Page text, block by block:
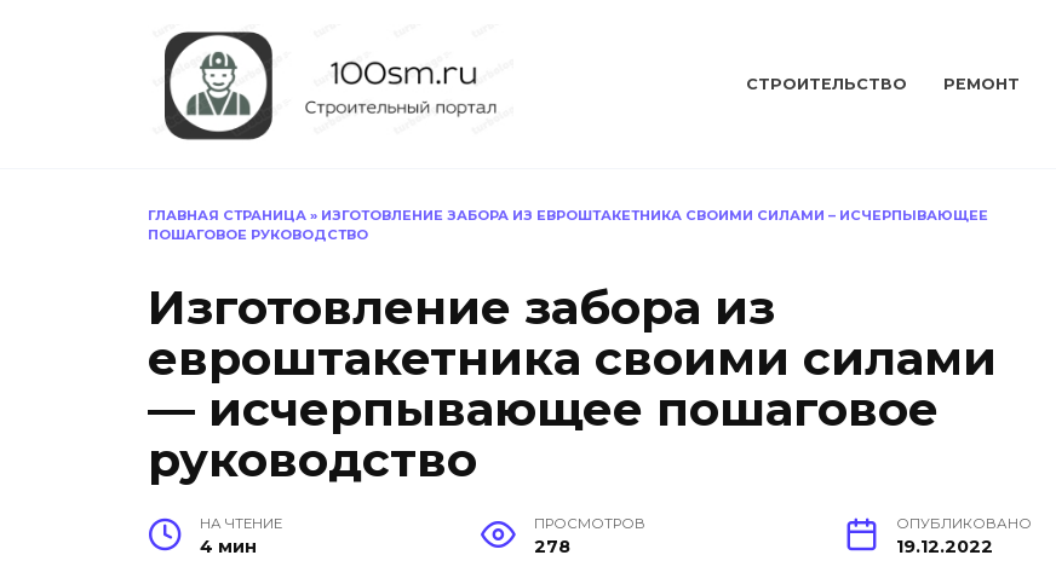
СТРОИТЕЛЬСТВО РЕМОНТ
ГЛАВНАЯ СТРАНИЦА » ИЗГОТОВЛЕНИЕ ЗАБОРА ИЗ ЕВРОШТАКЕТНИКА СВОИМИ СИЛАМИ – ИСЧЕРПЫВАЮЩЕЕ
ПОШАГОВОЕ РУКОВОДСТВО
Изготовление забора из
евроштакетника своими силами
— исчерпывающее пошаговое
руководство
НА ЧТЕНИЕ
4 мин
ПРОСМОТРОВ
278
ОПУБЛИКОВАНО
19.12.2022